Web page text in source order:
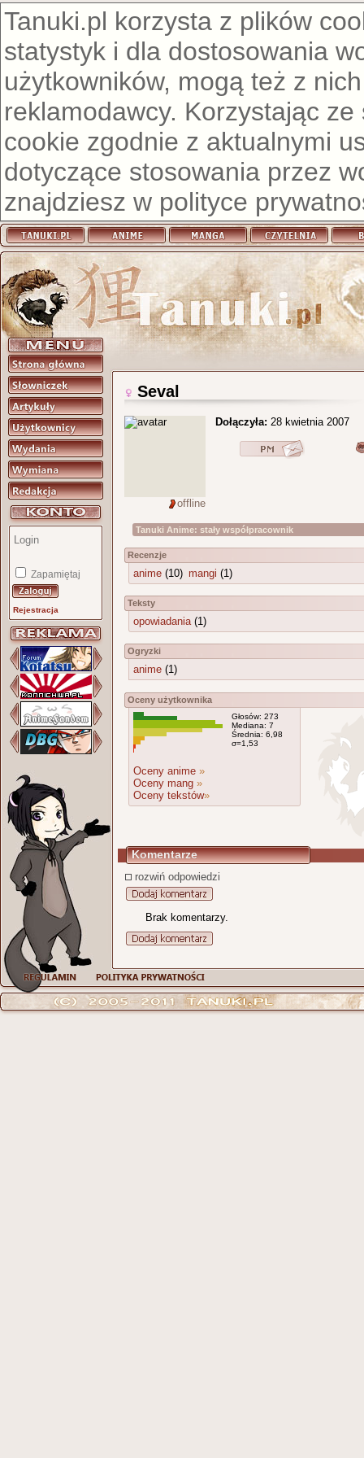
Tanuki.pl korzysta z plików
statystyk i dla dostosowania
użytkowników, mogą też z
reklamodawcy. Korzystając
cookie zgodnie z aktualnymi
dotyczące stosowania przez
znajdziesz w polityce
Zapamiętaj
Rejestracja
Seval
offline
Dołączyła: 28 kwietnia 2007
Tanuki Anime: stały współpracownik
Recenzje
anime (10) mangi (1)
Teksty
opowiadania(1)
Ogryzki
anime (1)
Oceny użytkownika
Głosów: 273
Mediana: 7
Średnia: 6,98
σ=1,53
Oceny anime »
Oceny mang »
Oceny tekstów»
Komentarze
rozwiń odpowiedzi
Brak komentarzy.